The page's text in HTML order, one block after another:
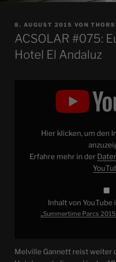
VERÖFFENTLICHT
AM
8. AUGUST 2015 VON
ACSOLAR #075:
Hotel El Andaluz
Andaluz“
anzeigen
Hier klicken, um den
Erfahre mehr in der
Inhalt von YouTube
„Summertime Parcs
Melville Gannett reist weiter